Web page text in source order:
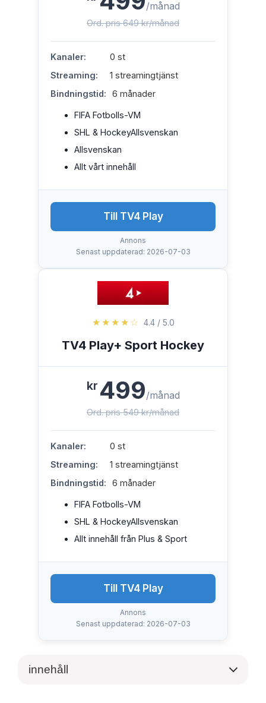
/månad
Ord. pris 649 kr/månad
Kanaler:
0 st
Streaming:
1 streamingtjänst
Bindningstid:
6 månader
FIFA Fotbolls-VM
SHL & HockeyAllsvenskan
Allsvenskan
Allt vårt innehåll
Till TV4 Play
Annons
Senast uppdaterad: 2026-07-03
★★★★☆ 4.4 / 5.0
TV4 Play+ Sport Hockey
kr 499/månad
Ord. pris 549 kr/månad
Kanaler:
0 st
Streaming:
1 streamingtjänst
Bindningstid:
6 månader
FIFA Fotbolls-VM
SHL & HockeyAllsvenskan
Allt innehåll från Plus & Sport
Till TV4 Play
Annons
Senast uppdaterad: 2026-07-03
innehåll